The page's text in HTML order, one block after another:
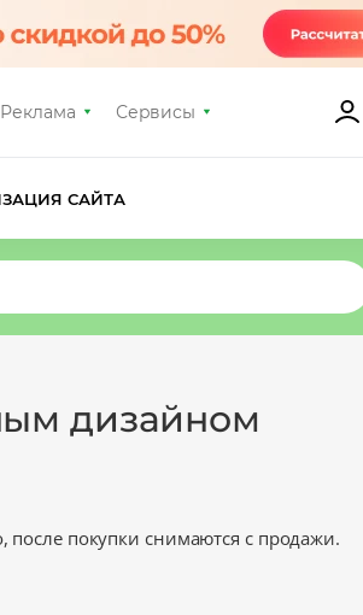
Реклама Сервисы
САЙТА
дизайном
покупки снимаются с продажи.